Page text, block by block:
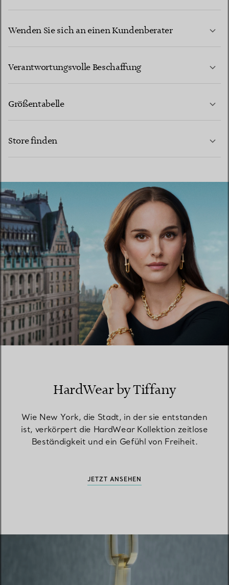
Wenden Sie sich an einen Kundenberater
Verantwortungsvolle Beschaffung
Größentabelle
Store finden
EINEN STORE IN IHRER NÄHE FINDEN
HardWear by Tiffany
Wie New York, die Stadt, in der sie entstanden
ist, verkörpert die HardWear Kollektion zeitlose
Beständigkeit und ein Gefühl von Freiheit.
JETZT ANSEHEN